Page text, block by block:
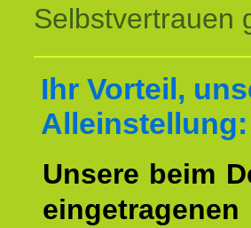
Selbstvertrauen
Ihr Vorteil,
Alleinstellung:
Unsere beim